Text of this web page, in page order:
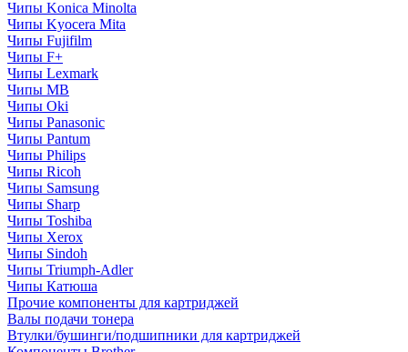
Чипы Konica Minolta
Чипы Kyocera Mita
Чипы Fujifilm
Чипы F+
Чипы Lexmark
Чипы MB
Чипы Oki
Чипы Panasonic
Чипы Pantum
Чипы Philips
Чипы Ricoh
Чипы Samsung
Чипы Sharp
Чипы Toshiba
Чипы Xerox
Чипы Sindoh
Чипы Triumph-Adler
Чипы Катюша
Прочие компоненты для картриджей
Валы подачи тонера
Втулки/бушинги/подшипники для картриджей